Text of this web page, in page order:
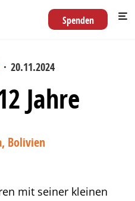
Spenden
· 20.11.2024
Jahre
Bolivien
mit seiner kleinen